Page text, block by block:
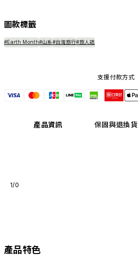
圖款標籤
#Earth Month#山系#台灣旅行#旅人誌
支援付款方式
產品資訊 保固與退換貨
1/0
產品特色